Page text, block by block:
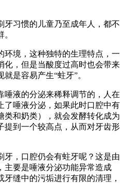
习惯的儿童乃至成年人，都不
境，这种独特的生理特点，一
化，但是当酸度过高时也会带来
是容易产生“蛀牙”。
液的分泌来稀释调节的，人在
了唾液分泌，如果此时口腔中有
类和奶类），就会发酵转化成为
提到一个较高点，从而对牙齿形
，口腔仍会有蛀牙呢？这是由
主要是唾液分泌功能异常造成
缝中的污垢进行有限的清理，